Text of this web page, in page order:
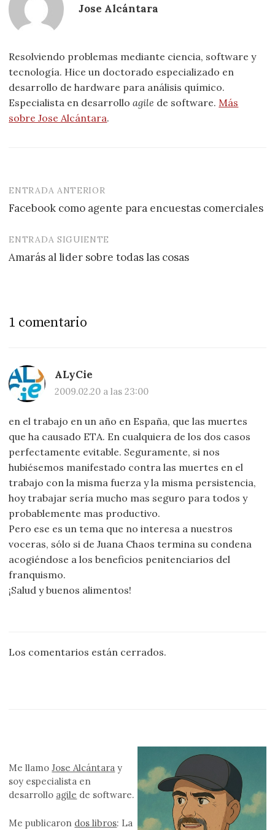
Jose Alcántara
Resolviendo problemas mediante ciencia, software y
tecnología. Hice un doctorado especializado en
desarrollo de hardware para análisis químico.
Especialista en desarrolloagile de software. Más
sobre Jose Alcántara.
Navegación
de
entradas
ENTRADA ANTERIOR
Facebook como agente para encuestas comerciales
ENTRADA SIGUIENTE
Amarás al lider sobre todas las cosas
1 comentario
ALyCie
2009.02.20 a las 23:00
en el trabajo en un año en España, que las muertes
que ha causado ETA. En cualquiera de los dos casos
perfectamente evitable. Seguramente, si nos
hubiésemos manifestado contra las muertes en el
trabajo con la misma fuerza y la misma persistencia,
hoy trabajar sería mucho mas seguro para todos y
probablemente mas productivo.
Pero ese es un tema que no interesa a nuestros
voceras, sólo si de Juana Chaos termina su condena
acogiéndose a los beneficios penitenciarios del
franquismo.
¡Salud y buenos alimentos!
Los comentarios están cerrados.
Me llamoJose Alcántara y
soy especialista en
desarrollo agile de software.
Me publicaron dos libros: La